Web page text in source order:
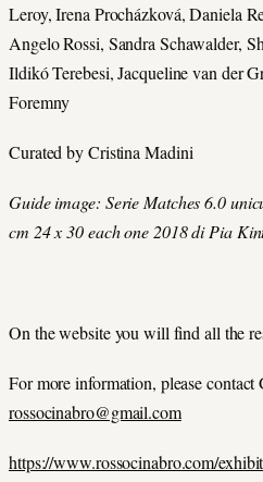
Leroy, Irena Procházková, Daniela
Angelo Rossi, Sandra Schawalder,
Ildikó Terebesi, Jacqueline van der
Foremny
Curated by Cristina Madini
Guide image: Serie Matches 6.0
cm 24 x 30 each one 2018 di Pia
On the website you will find all the
For more information, please contact
rossocinabro@gmail.com
https://www.rossocinabro.com/